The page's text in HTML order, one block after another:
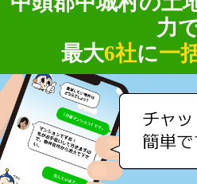
力
最大6社に一